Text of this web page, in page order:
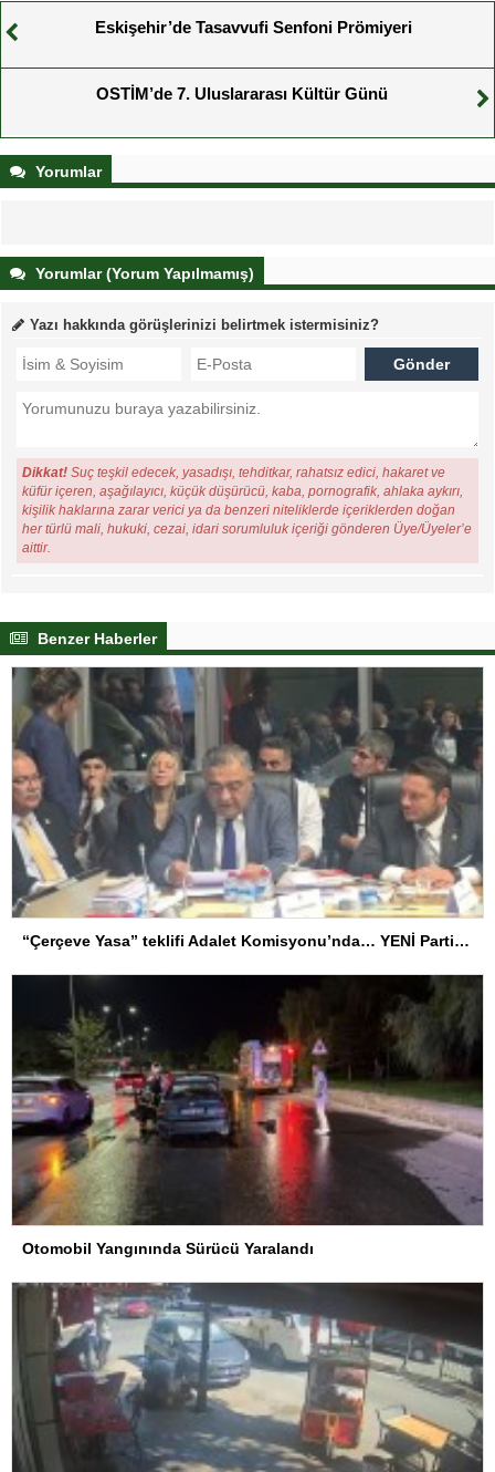
Eskişehir’de Tasavvufi Senfoni Prömiyeri
OSTİM’de 7. Uluslararası Kültür Günü
Yorumlar
Yorumlar (Yorum Yapılmamış)
Yazı hakkında görüşlerinizi belirtmek istermisiniz?
Dikkat! Suç teşkil edecek, yasadışı, tehditkar, rahatsız edici, hakaret ve
küfür içeren, aşağılayıcı, küçük düşürücü, kaba, pornografik, ahlaka aykırı,
kişilik haklarına zarar verici ya da benzeri niteliklerde içeriklerden doğan
her türlü mali, hukuki, cezai, idari sorumluluk içeriği gönderen Üye/Üyeler’e
aittir.
Benzer Haberler
“Çerçeve Yasa” teklifi Adalet Komisyonu’nda… YENİ Partili Tanrıkulu: Bir insana ‘Silahını bırak, ülkene dön, siyasal ve toplumsal hayata katıl’ diyorsanız, o insan kapıdan içeri girdiğinde başına ne geleceğini bilmelidir
Otomobil Yangınında Sürücü Yaralandı